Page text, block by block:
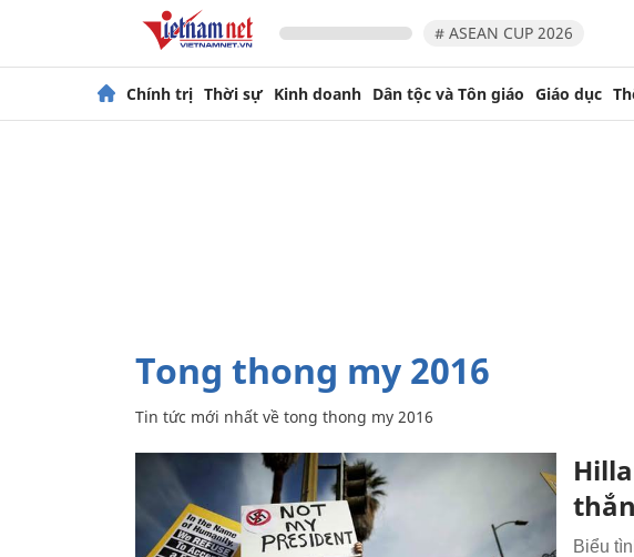
# ASEAN CUP 2026
Chính trị Thời sự Kinh doanh Dân tộc và Tôn giáo Giáo dục
tong thong my 2016
Tin tức mới nhất về tong thong my 2016
Biểu